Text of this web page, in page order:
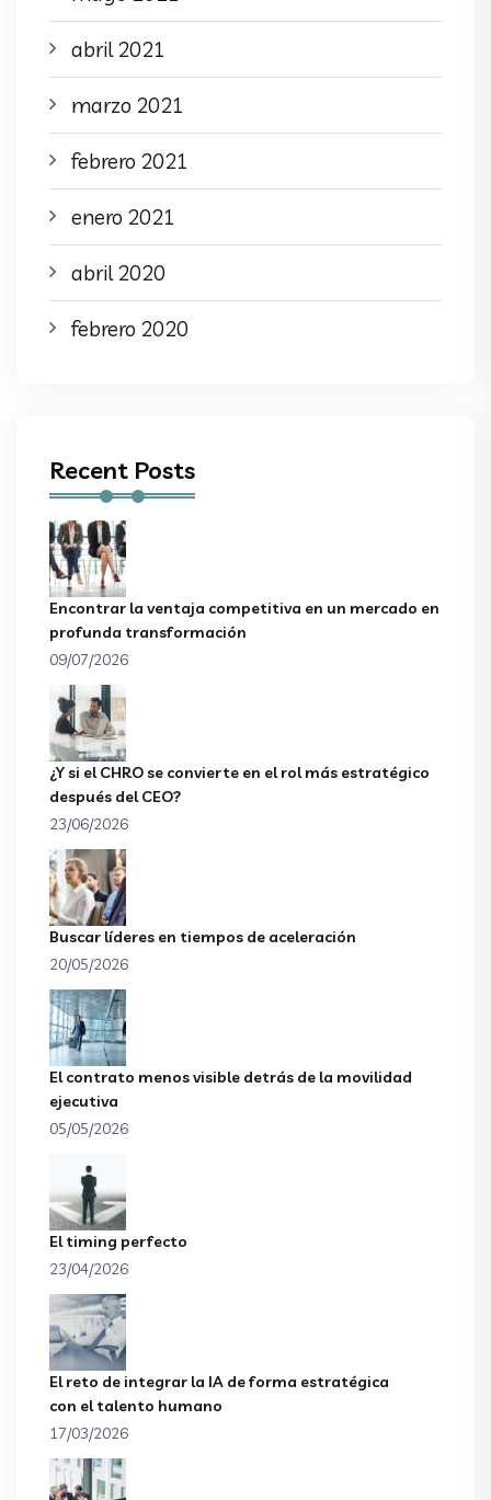
abril 2021
marzo 2021
febrero 2021
enero 2021
abril 2020
febrero 2020
Recent Posts
Encontrar la ventaja competitiva en un mercado en
profunda transformación
09/07/2026
¿Y si el CHRO se convierte en el rol más estratégico
después del CEO?
23/06/2026
Buscar líderes en tiempos de aceleración
20/05/2026
El contrato menos visible detrás de la movilidad
ejecutiva
05/05/2026
El timing perfecto
23/04/2026
El reto de integrar la IA de forma estratégica
con el talento humano
17/03/2026